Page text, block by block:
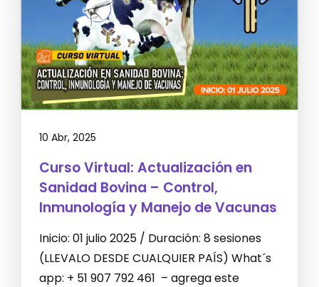
10 Abr, 2025
Curso Virtual: Actualización en
Sanidad Bovina – Control,
Inmunología y Manejo de Vacunas
Inicio: 01 julio 2025 / Duración: 8 sesiones
(LLEVALO DESDE CUALQUIER PAÍS) What´s
app: + 51 907 792 461 – agrega este